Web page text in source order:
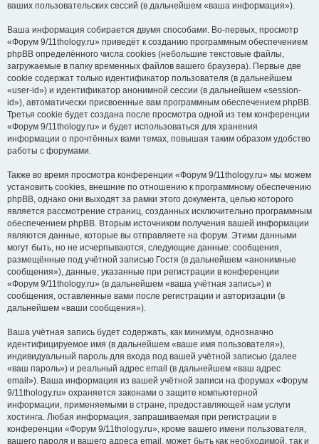
ваших пользовательских сессий (в дальнейшем «ваша информация»).
Ваша информация собирается двумя способами. Во-первых, просмотр
«Форум 9/11thology.ru» приведёт к созданию программным обеспечением
phpBB определённого числа cookies (небольшие текстовые файлы,
загружаемые в папку временных файлов вашего браузера). Первые две
cookie содержат только идентификатор пользователя (в дальнейшем
«user-id») и идентификатор анонимной сессии (в дальнейшем «session-
id»), автоматически присвоенные вам программным обеспечением phpBB.
Третья cookie будет создана после просмотра одной из тем конференции
«Форум 9/11thology.ru» и будет использоваться для хранения
информации о прочтённых вами темах, повышая таким образом удобство
работы с форумами.
Также во время просмотра конференции «Форум 9/11thology.ru» мы можем
установить cookies, внешние по отношению к программному обеспечению
phpBB, однако они выходят за рамки этого документа, целью которого
является рассмотрение страниц, созданных исключительно программным
обеспечением phpBB. Вторым источником получения вашей информации
являются данные, которые вы отправляете на форум. Этими данными
могут быть, но не исчерпываются, следующие данные: сообщения,
размещённые под учётной записью Гостя (в дальнейшем «анонимные
сообщения»), данные, указанные при регистрации в конференции
«Форум 9/11thology.ru» (в дальнейшем «ваша учётная запись») и
сообщения, оставленные вами после регистрации и авторизации (в
дальнейшем «ваши сообщения»).
Ваша учётная запись будет содержать, как минимум, однозначно
идентифицируемое имя (в дальнейшем «ваше имя пользователя»),
индивидуальный пароль для входа под вашей учётной записью (далее
«ваш пароль») и реальный адрес email (в дальнейшем «ваш адрес
email»). Ваша информация из вашей учётной записи на форумах «Форум
9/11thology.ru» охраняется законами о защите компьютерной
информации, применяемыми в стране, предоставляющей нам услуги
хостинга. Любая информация, запрашиваемая при регистрации в
конференции «Форум 9/11thology.ru», кроме вашего имени пользователя,
вашего пароля и вашего адреса email, может быть как необходимой, так и